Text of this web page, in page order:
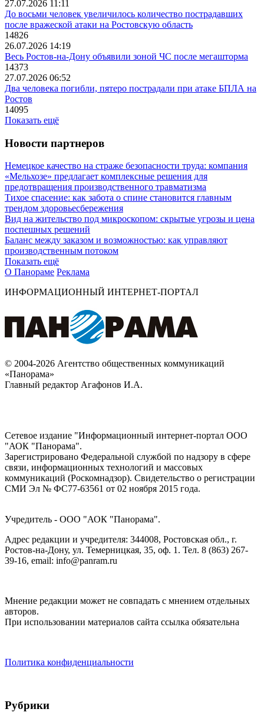
27.07.2026 11:11
До восьми человек увеличилось количество пострадавших
после вражеской атаки на Ростовскую область
14826
26.07.2026 14:19
Весь Ростов-на-Дону объявили зоной ЧС после мегашторма
14373
27.07.2026 06:52
Два человека погибли, пятеро пострадали при атаке БПЛА на
Ростов
14095
Показать ещё
Новости партнеров
Немецкое качество на страже безопасности труда: компания
«Мельхозе» предлагает комплексные решения для
предотвращения производственного травматизма
Тихое спасение: как забота о спине становится главным
трендом здоровьесбережения
Вид на жительство под микроскопом: скрытые угрозы и цена
поспешных решений
Баланс между заказом и возможностью: как управляют
производственным потоком
Показать ещё
О Панораме Реклама
ИНФОРМАЦИОННЫЙ ИНТЕРНЕТ-ПОРТАЛ
© 2004-2026 Агентство общественных коммуникаций
«Панорама»
Главный редактор Агафонов И.А.
Сетевое издание "Информационный интернет-портал ООО
"АОК "Панорама".
Зарегистрировано Федеральной службой по надзору в сфере
связи, информационных технологий и массовых
коммуникаций (Роскомнадзор). Cвидетельство о регистрации
СМИ Эл № ФС77-63561 от 02 ноября 2015 года.
Учредитель - ООО "АОК "Панорама".
Адрес редакции и учредителя: 344008, Ростовская обл., г.
Ростов-на-Дону, ул. Темерницкая, 35, оф. 1. Тел. 8 (863) 267-
39-16, email: info@panram.ru
Мнение редакции может не совпадать с мнением отдельных
авторов.
При использовании материалов сайта ссылка обязательна
Политика конфиденциальности
Рубрики